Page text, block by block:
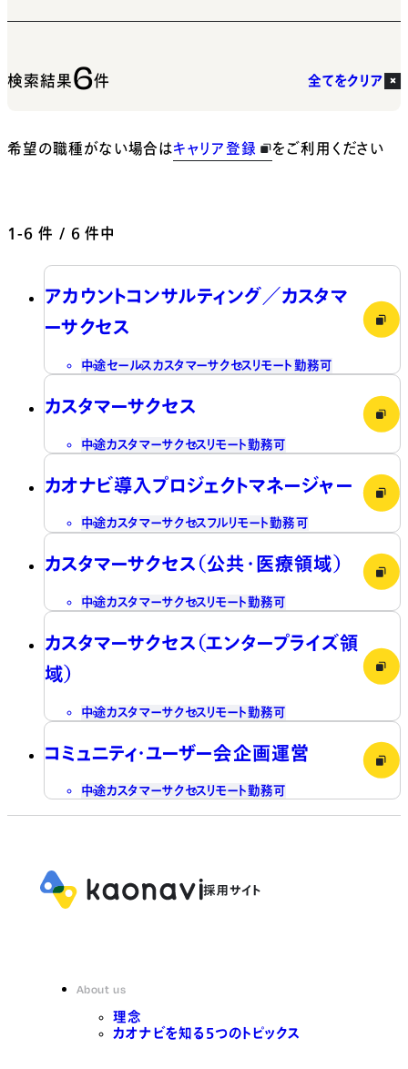
検索結果6件 全てをクリア
希望の職種がない場合はキャリア登録 をご利用ください
1-6 件 / 6 件中
アカウントコンサルティング／カスタマ
ーサクセス
中途セールスカスタマーサクセスリモート勤務可
カスタマーサクセス
中途カスタマーサクセス リモート勤務可
カオナビ導入プロジェクトマネージャー
中途カスタマーサクセスフルリモート勤務可
カスタマーサクセス（公共・医療領域）
中途カスタマーサクセスリモート勤務可
カスタマーサクセス（エンタープライズ領
域）
中途カスタマーサクセス リモート勤務可
コミュニティ・ユーザー会企画運営
中途カスタマーサクセスリモート勤務可
About us
理念
カオナビを知る5つのトピックス